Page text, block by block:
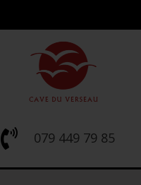
 079 449 79 85